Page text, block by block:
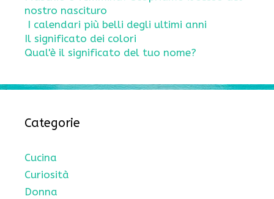
nostro nascituro
I calendari più belli degli ultimi anni
Il significato dei colori
Qual'è il significato del tuo nome?
Categorie
Cucina
Curiosità
Donna